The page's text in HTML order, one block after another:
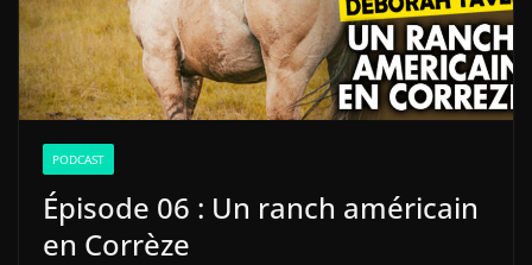
PODCAST
Épisode 06 : Un ranch américain
en Corrèze